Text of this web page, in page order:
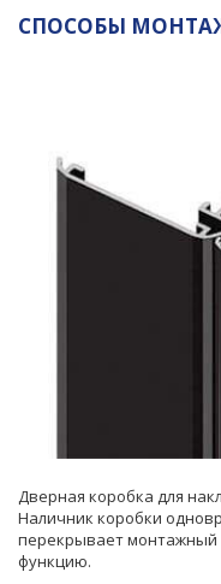
СПОСОБЫ
Дверная коробка для
Наличник коробки
перекрывает монтажный
функцию.